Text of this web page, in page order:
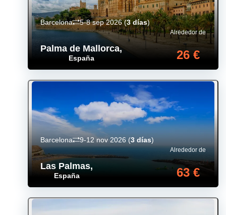
Palma de Mallorca,
España
Alrededor de
26 €
Barcelona 5-8 sep 2026(3 días)
Las Palmas,
España
Alrededor de
63 €
Barcelona 9-12 nov 2026 (3 días)